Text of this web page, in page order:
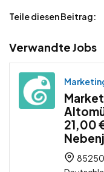
Teile diesen Beitrag:
Verwandte Jobs
21,00
85250